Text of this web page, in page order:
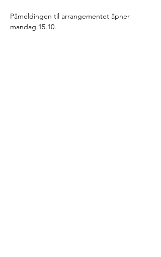
Påmeldingen til arrangementet åpner
mandag 15.10.